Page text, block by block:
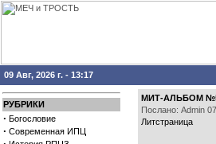
09 Авг, 2026 г. - 13:17
РУБРИКИ
· Богословие
· Современная ИПЦ
МИТ-АЛЬБОМ
Послано: Admin
Литстраница